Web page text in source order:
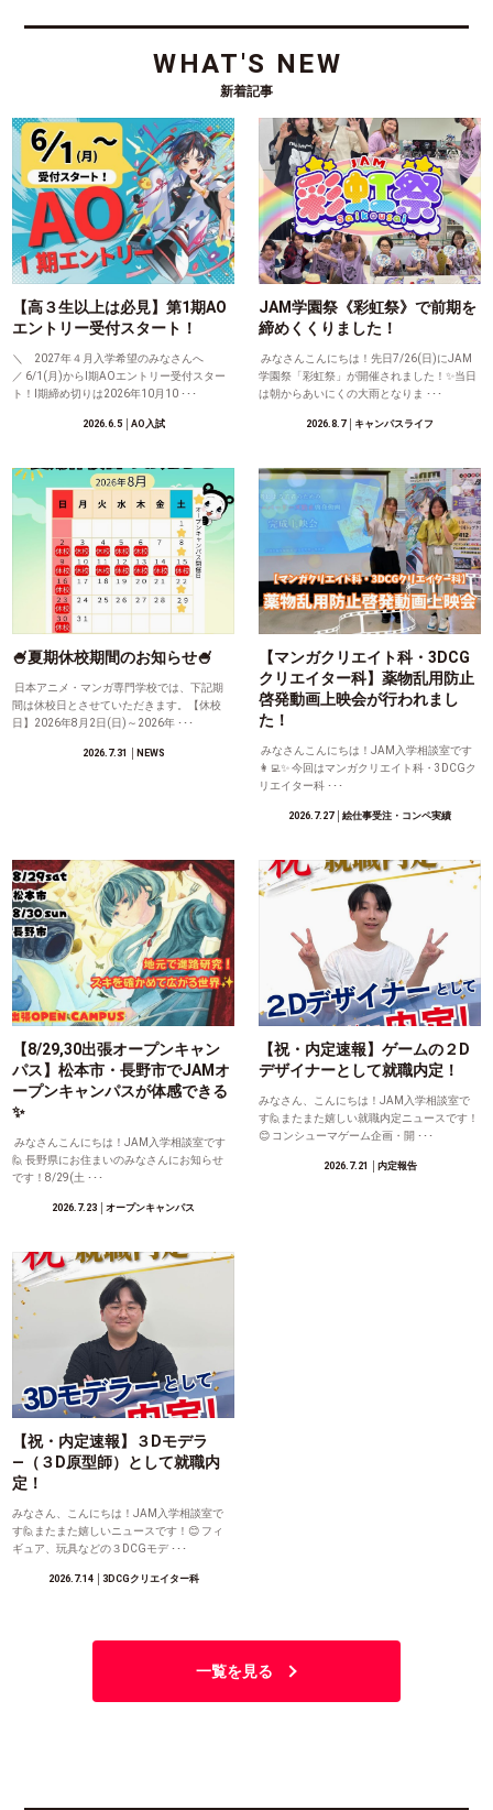
WHAT'S NEW
新着記事
【高３生以上は必見】第1期AO
エントリー受付スタート！
＼ 2027年４月入学希望のみなさんへ
／ 6/1(月)からⅠ期AOエントリー受付スター
ト！Ⅰ期締め切りは2026年10月10 ･･･
2026.6.5│AO入試
JAM学園祭《彩虹祭》で前期を
締めくくりました！
みなさんこんにちは！先日7/26(日)にJAM
学園祭「彩虹祭」が開催されました！✨当日
は朝からあいにくの大雨となりま ･･･
2026.8.7│キャンパスライフ
🍧夏期休校期間のお知らせ🍧
日本アニメ・マンガ専門学校では、下記期
間は休校日とさせていただきます。【休校
日】2026年8月2日(日)～2026年 ･･･
2026.7.31 │NEWS
【マンガクリエイト科・3DCG
クリエイター科】薬物乱用防止
啓発動画上映会が行われまし
た！
みなさんこんにちは！JAM入学相談室です
👩‍💻✨ 今回はマンガクリエイト科・3DCGク
リエイター科 ･･･
2026.7.27│絵仕事受注・コンペ実績
【8/29,30出張オープンキャン
パス】松本市・長野市でJAMオ
ープンキャンパスが体感できる
✨
みなさんこんにちは！JAM入学相談室です
🙋 長野県にお住まいのみなさんにお知らせ
です！8/29(土 ･･･
2026.7.23 │オープンキャンパス
【祝・内定速報】ゲームの２D
デザイナーとして就職内定！
みなさん、こんにちは！JAM入学相談室で
す🙋またまた嬉しい就職内定ニュースです！
😊 コンシューマゲーム企画・開 ･･･
2026.7.21 │内定報告
【祝・内定速報】３Dモデラ
―（３D原型師）として就職内
定！
みなさん、こんにちは！JAM入学相談室で
す🙋またまた嬉しいニュースです！😊 フィ
ギュア、玩具などの３DCGモデ ･･･
2026.7.14│3DCGクリエイター科
一覧を見る